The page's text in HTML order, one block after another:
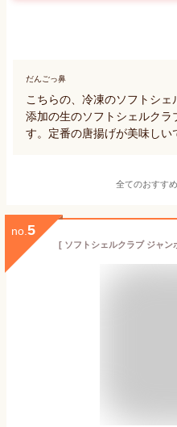
だんごっ鼻
こちらの、冷凍のソフトシ
添加の生のソフトシェルクラ
す。定番の唐揚げが美味しい
全てのおすす
no. 5